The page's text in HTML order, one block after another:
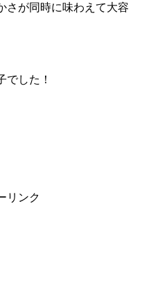
さが同時に味わえて大容
でした！
リンク